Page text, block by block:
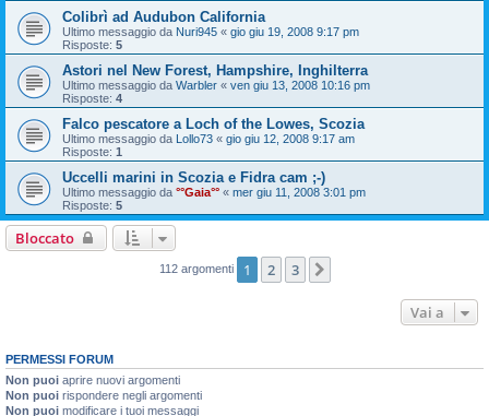
Colibrì ad Audubon California
Ultimo messaggio da Nuri945 « gio giu 19, 2008 9:17 pm
Risposte: 5
Astori nel New Forest, Hampshire, Inghilterra
Ultimo messaggio da Warbler « ven giu 13, 2008 10:16 pm
Risposte: 4
Falco pescatore a Loch of the Lowes, Scozia
Ultimo messaggio da Lollo73 « gio giu 12, 2008 9:17 am
Risposte: 1
Uccelli marini in Scozia e Fidra cam ;-)
Ultimo messaggio da °°Gaia°° « mer giu 11, 2008 3:01 pm
Risposte: 5
Bloccato
112 argomenti 1 2 3
Vai a
PERMESSI FORUM
Non puoi aprire nuovi argomenti
Non puoi rispondere negli argomenti
Non puoi modificare i tuoi messaggi